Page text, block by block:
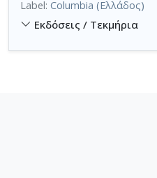
Label: Columbia (Ελλάδος)
Εκδόσεις / Τεκμήρια